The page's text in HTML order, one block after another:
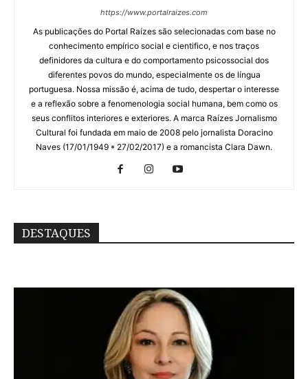
https://www.portalraizes.com
As publicações do Portal Raízes são selecionadas com base no
conhecimento empírico social e cientifico, e nos traços
definidores da cultura e do comportamento psicossocial dos
diferentes povos do mundo, especialmente os de língua
portuguesa. Nossa missão é, acima de tudo, despertar o interesse
e a reflexão sobre a fenomenologia social humana, bem como os
seus conflitos interiores e exteriores. A marca Raízes Jornalismo
Cultural foi fundada em maio de 2008 pelo jornalista Doracino
Naves (17/01/1949 * 27/02/2017) e a romancista Clara Dawn.
DESTAQUES